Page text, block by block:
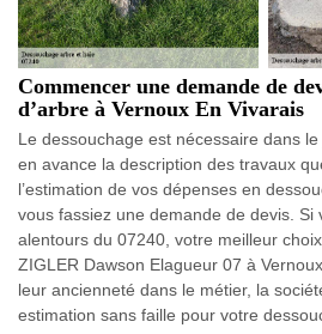
Commencer une demande de
d’arbre à Vernoux En Vivarais
Le dessouchage est nécessaire dans
en avance la description des travaux
l’estimation de vos dépenses en
vous fassiez une demande de devis. Si
alentours du 07240, votre meilleur
ZIGLER Dawson Elagueur 07 à
leur ancienneté dans le métier, la
estimation sans faille pour votre